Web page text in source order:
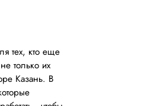
тех, кто еще
только их
Казань. В